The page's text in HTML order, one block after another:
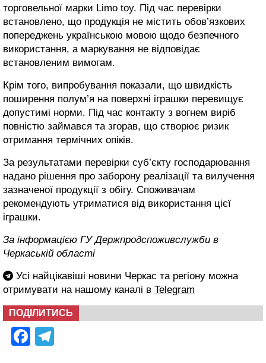
торговельної марки Limo toy. Під час перевірки
встановлено, що продукція не містить обов’язкових
попереджень українською мовою щодо безпечного
використання, а маркування не відповідає
встановленим вимогам.
Крім того, випробування показали, що швидкість
поширення полум’я на поверхні іграшки перевищує
допустимі норми. Під час контакту з вогнем виріб
повністю займався та згорав, що створює ризик
отримання термічних опіків.
За результатами перевірки суб’єкту господарювання
надано рішення про заборону реалізації та вилучення
зазначеної продукції з обігу. Споживачам
рекомендують утриматися від використання цієї
іграшки.
За інформацією ГУ Держпродспоживслужби в
Черкаській області
Усі найцікавіші новини Черкас та регіону можна
отримувати на нашому каналі в Telegram
ПОДІЛИТИСЬ
Facebook